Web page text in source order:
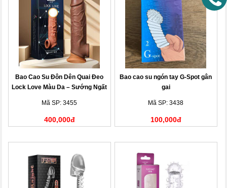
Bao Cao Su Đôn Dên Quai Đeo
Lock Love Màu Da – Sướng Ngất
Mã SP: 3455
400,000đ
Bao cao su ngón tay G-Spot gân
gai
Mã SP: 3438
100,000đ